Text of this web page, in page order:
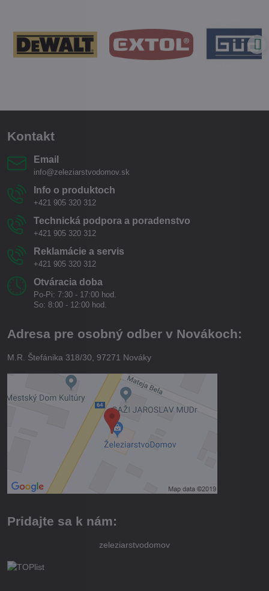
Kontakt
Email
info@zeleziarstvodomov.sk
Info o produktoch
+421 905 320 312
Technická podpora a poradenstvo
+421 905 320 312
Reklamácie a servis
+421 905 320 312
Otváracia doba
Po-Pi: 7:30 - 17:00 hod.
So: 8:00 - 12:00 hod.
Adresa pre osobný odber v Novákoch:
M.R. Štefánika 318/30, 97271 Nováky
Pridajte sa k nám:
zeleziarstvodomov